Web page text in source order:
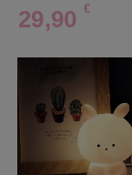
29,90 €